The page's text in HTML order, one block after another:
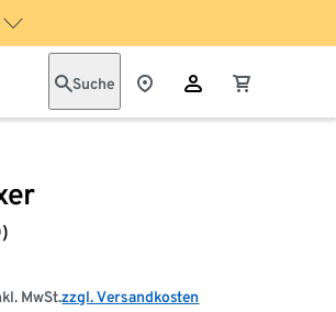
Suche
MwSt.zzgl. Versandkosten